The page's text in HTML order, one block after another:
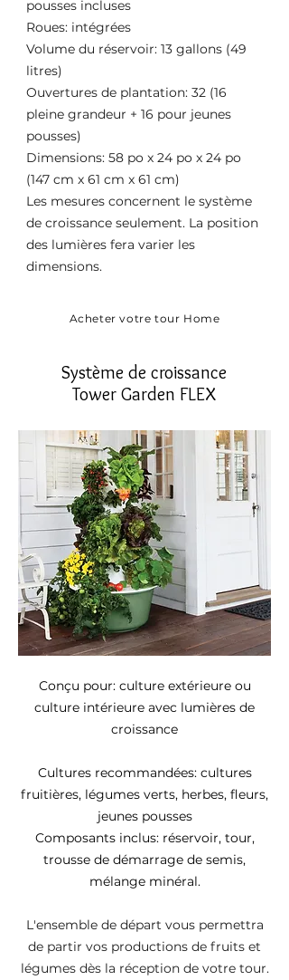
pousses incluses
Roues: intégrées
Volume du réservoir: 13 gallons (49
litres)
Ouvertures de plantation: 32 (16
pleine grandeur + 16 pour jeunes
pousses)
Dimensions: 58 po x 24 po x 24 po
(147 cm x 61 cm x 61 cm)
Les mesures concernent le système
de croissance seulement. La position
des lumières fera varier les
dimensions.
Acheter votre tour Home
Système de croissance
Tower Garden FLEX
Conçu pour: culture extérieure ou
culture intérieure avec lumières de
croissance
Cultures recommandées: cultures
fruitières, légumes verts, herbes, fleurs,
jeunes pousses
Composants inclus: réservoir, tour,
trousse de démarrage de semis,
mélange minéral.
L'ensemble de départ vous permettra
de partir vos productions de fruits et
légumes dès la réception de votre tour.